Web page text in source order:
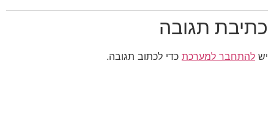
כתיבת תגובה
יש להתחבר למערכת כדי לכתוב תגובה.